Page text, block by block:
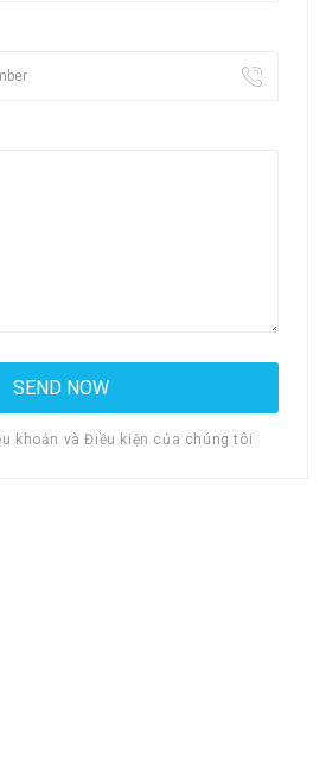
khoản và Điều kiện của chúng tôi